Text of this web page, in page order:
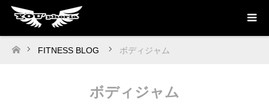
ホーム
FITNESS BLOG ボディジャム
ボディジャム